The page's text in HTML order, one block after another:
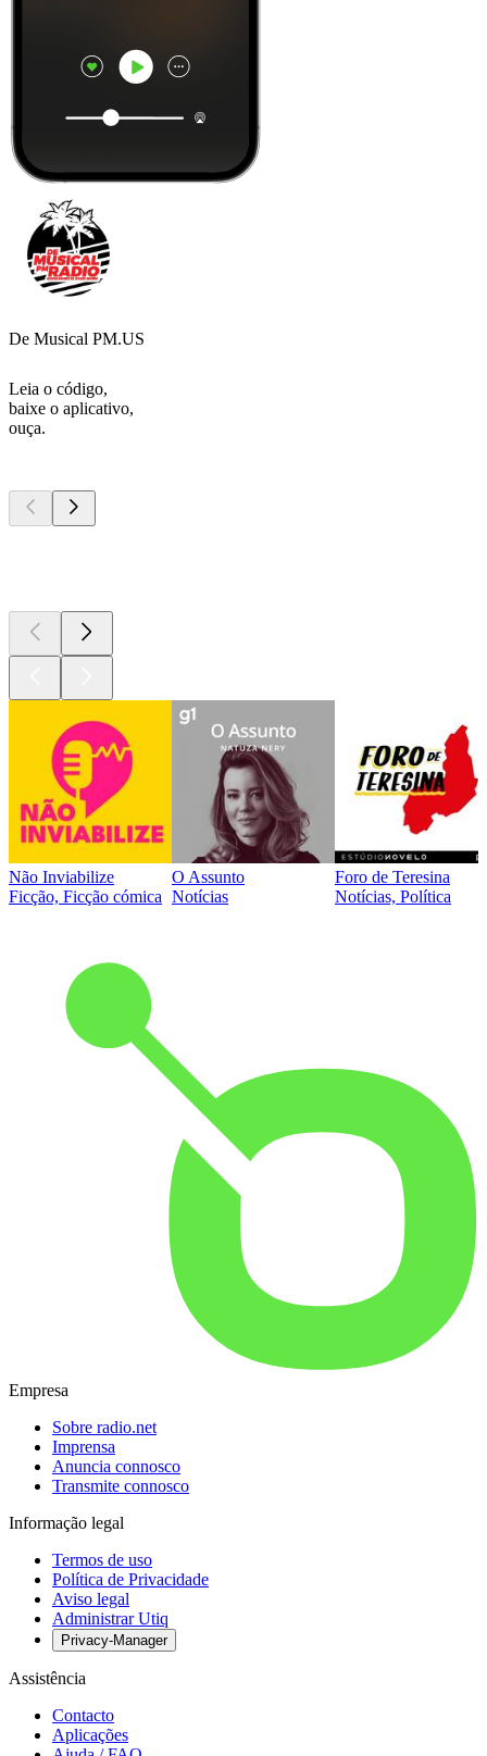
De Musical PM.US
Leia o código,
baixe o aplicativo,
ouça.
Não Inviabilize
Ficção, Ficção cómica
O Assunto
Notícias
Foro de Teresina
Notícias, Política
Empresa
Sobre radio.net
Imprensa
Anuncia connosco
Transmite connosco
Informação legal
Termos de uso
Política de Privacidade
Aviso legal
Administrar Utiq
Privacy-Manager
Assistência
Contacto
Aplicações